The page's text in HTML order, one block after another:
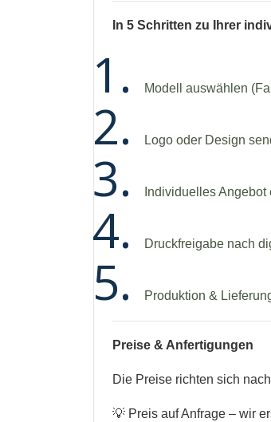
In 5 Schritten zu Ihrer
Modell auswählen
Logo oder Design
Individuelles Angebot
Druckfreigabe nach
Produktion &
Preise & Anfertigungen
Die Preise richten sich
💡 Preis auf Anfrage – wir